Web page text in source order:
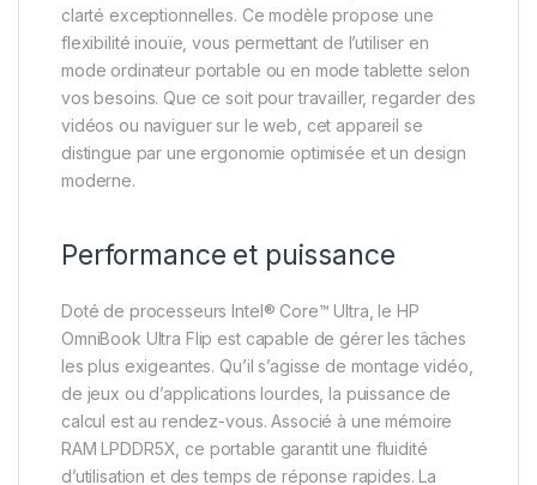
clarté exceptionnelles. Ce modèle propose une
flexibilité inouïe, vous permettant de l’utiliser en
mode ordinateur portable ou en mode tablette selon
vos besoins. Que ce soit pour travailler, regarder des
vidéos ou naviguer sur le web, cet appareil se
distingue par une ergonomie optimisée et un design
moderne.
Performance et puissance
Doté de processeurs Intel® Core™ Ultra, le HP
OmniBook Ultra Flip est capable de gérer les tâches
les plus exigeantes. Qu’il s’agisse de montage vidéo,
de jeux ou d’applications lourdes, la puissance de
calcul est au rendez-vous. Associé à une mémoire
RAM LPDDR5X, ce portable garantit une fluidité
d’utilisation et des temps de réponse rapides. La